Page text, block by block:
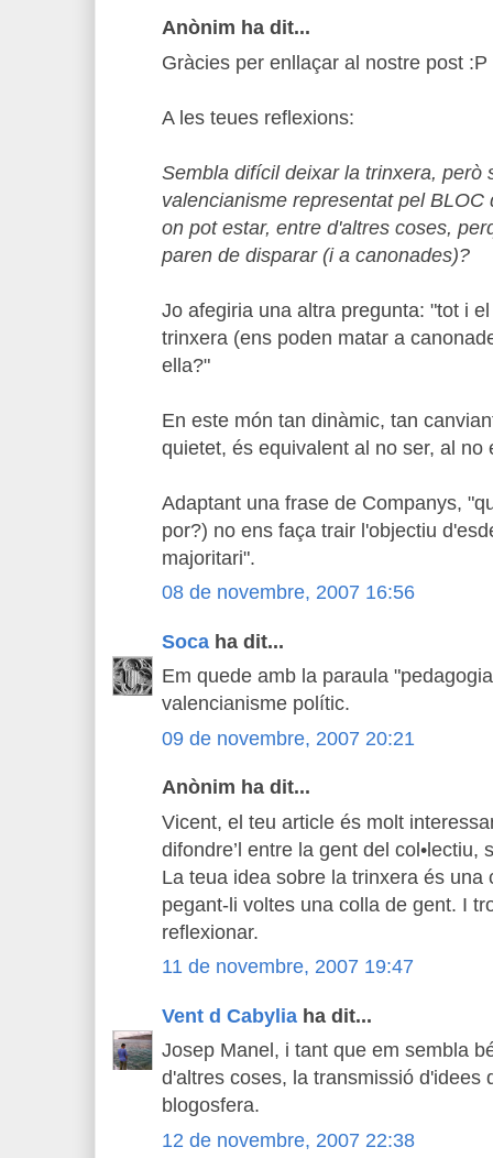
Anònim ha dit...
Gràcies per enllaçar al nostre post :P
A les teues reflexions:
Sembla difícil deixar la trinxera, però
valencianisme representat pel
on pot estar, entre d'altres coses,
paren de disparar (i a canonades)?
Jo afegiria una altra pregunta: "tot i
trinxera (ens poden matar a
ella?"
En este món tan dinàmic, tan
quietet, és equivalent al no ser, al no
Adaptant una frase de Companys,
por?) no ens faça trair l'objectiu
majoritari".
08 de novembre, 2007 16:56
Soca ha dit...
Em quede amb la paraula
valencianisme polític.
09 de novembre, 2007 20:21
Anònim ha dit...
Vicent, el teu article és molt
difondre’l entre la gent del col•lectiu,
La teua idea sobre la trinxera és una
pegant-li voltes una colla de gent. I
reflexionar.
11 de novembre, 2007 19:47
Vent d Cabylia ha dit...
Josep Manel, i tant que em sembla
d'altres coses, la transmissió d'idees
blogosfera.
12 de novembre, 2007 22:38